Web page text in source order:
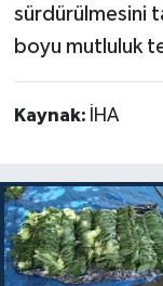
sürdürülmesini
boyu mutluluk
Kaynak: İHA